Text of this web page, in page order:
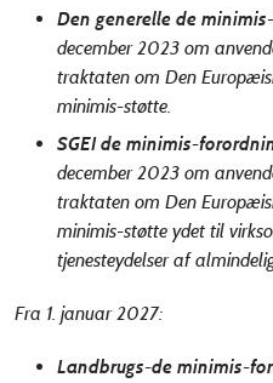
Den generelle de
december 2023 om
traktaten om Den
minimis-støtte.
SGEI de minimis-
december 2023 om
traktaten om Den
minimis-støtte ydet til
tjenesteydelser af
Fra 1. januar 2027:
Landbrugs-de minimis-